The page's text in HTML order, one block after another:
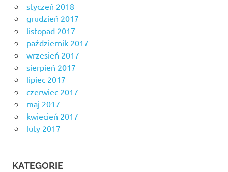
styczeń 2018
grudzień 2017
listopad 2017
październik 2017
wrzesień 2017
sierpień 2017
lipiec 2017
czerwiec 2017
maj 2017
kwiecień 2017
luty 2017
KATEGORIE